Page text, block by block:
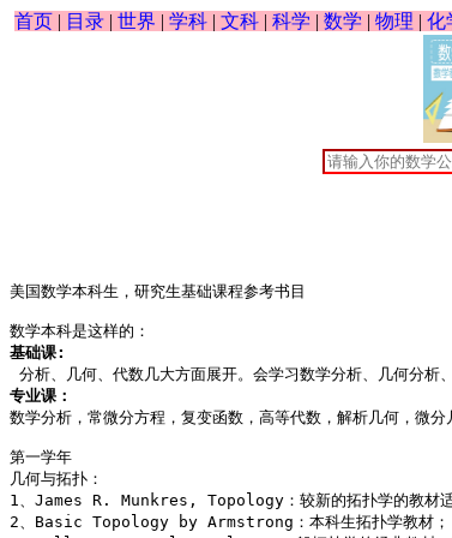
首页 | 目录 | 世界 | 学科 | 文科 | 科学 | 数学 | 物理 | 化
﻿美国数学本科生，研究生基础课程参考书目
基础课:
专业课：
数学分析，常微分方程，复变函数，高等代数，解析几何，微
第一学年
几何与拓扑：
1、James R. Munkres, Topology：较新的拓扑学的教材适
2、Basic Topology by Armstrong：本科生拓扑学教材；